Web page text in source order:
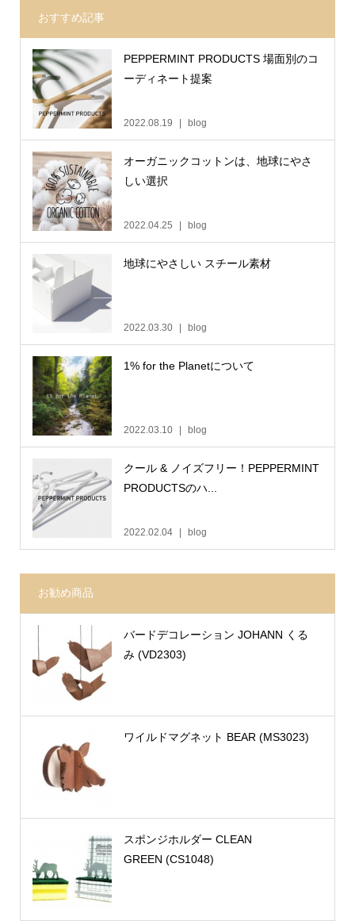
おすすめ記事
PEPPERMINT PRODUCTS 場面別のコ
ーディネート提案
2022.08.19 blog
オーガニックコットンは、地球にやさ
しい選択
2022.04.25 blog
地球にやさしい スチール素材
2022.03.30 blog
1% for the Planetについて
2022.03.10 blog
クール & ノイズフリー！PEPPERMINT
PRODUCTSのハ...
2022.02.04 blog
お勧め商品
バードデコレーション JOHANN くる
み (VD2303)
ワイルドマグネット BEAR (MS3023)
スポンジホルダー CLEAN
GREEN (CS1048)